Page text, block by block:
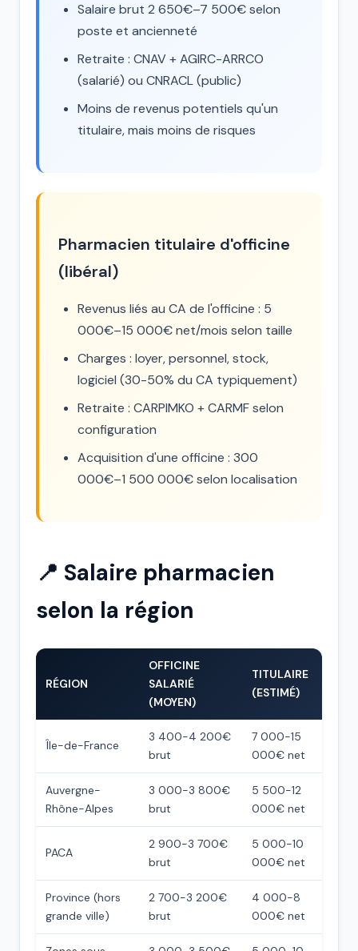
Salaire brut 2 650€–7 500€ selon
poste et ancienneté
Retraite : CNAV + AGIRC-ARRCO
(salarié) ou CNRACL (public)
Moins de revenus potentiels qu'un
titulaire, mais moins de risques
Pharmacien titulaire d'officine
(libéral)
Revenus liés au CA de l'officine : 5
000€–15 000€ net/mois selon taille
Charges : loyer, personnel, stock,
logiciel (30-50% du CA typiquement)
Retraite : CARPIMKO + CARMF selon
configuration
Acquisition d'une officine : 300
000€–1 500 000€ selon localisation
📍 Salaire pharmacien
selon la région
RÉGION
OFFICINE
SALARIÉ
(MOYEN)
TITULAIRE
(ESTIMÉ)
Île-de-France
3 400-4 200€
brut
7 000-15
000€ net
Auvergne-
Rhône-Alpes
3 000-3 800€
brut
5 500-12
000€ net
PACA
2 900-3 700€
brut
5 000-10
000€ net
Province (hors
grande ville)
2 700-3 200€
brut
4 000-8
000€ net